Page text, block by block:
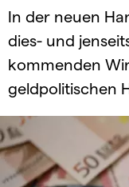
In der neuen
dies- und
kommenden
geldpolitischen